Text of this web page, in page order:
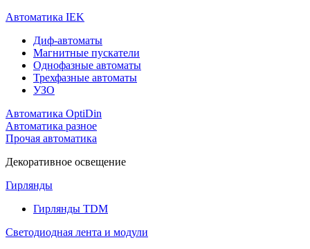
Автоматика IEK
Диф-автоматы
Магнитные пускатели
Однофазные автоматы
Трехфазные автоматы
УЗО
Автоматика OptiDin
Автоматика разное
Прочая автоматика
Декоративное освещение
Гирлянды
Гирлянды TDM
Светодиодная лента и модули